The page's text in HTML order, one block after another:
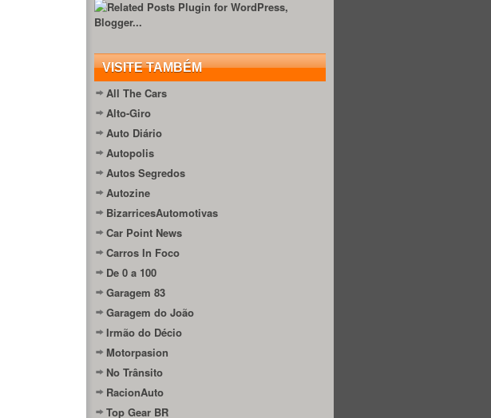
VISITE TAMBÉM
All The Cars
Alto-Giro
Auto Diário
Autopolis
Autos Segredos
Autozine
BizarricesAutomotivas
Car Point News
Carros In Foco
De 0 a 100
Garagem 83
Garagem do João
Irmão do Décio
Motorpasion
No Trânsito
RacionAuto
Top Gear BR